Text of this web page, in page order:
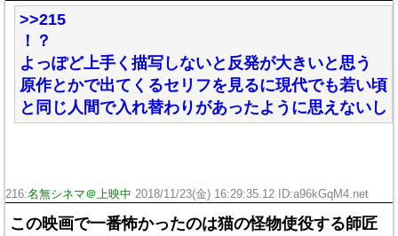
>>215
！？
よっぽど上手く描写しないと反発が大きいと思う
原作とかで出てくるセリフを見るに現代でも若い頃
と同じ人間で入れ替わりがあったように思えないし
216:名無シネマ＠上映中 2018/11/23(金) 16:29:35.12 ID:a96kGqM4.net
この映画で一番怖かったのは猫の怪物使役する師匠